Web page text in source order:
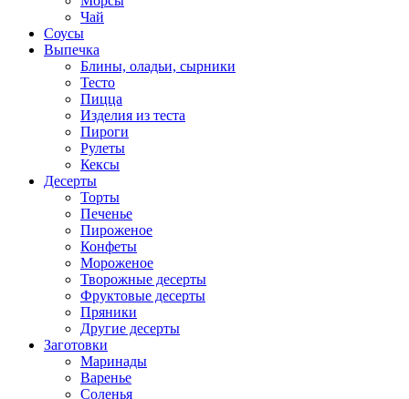
Чай
Соусы
Выпечка
Блины, оладьи, сырники
Тесто
Пицца
Изделия из теста
Пироги
Рулеты
Кексы
Десерты
Торты
Печенье
Пироженое
Конфеты
Мороженое
Творожные десерты
Фруктовые десерты
Пряники
Другие десерты
Заготовки
Маринады
Варенье
Соленья